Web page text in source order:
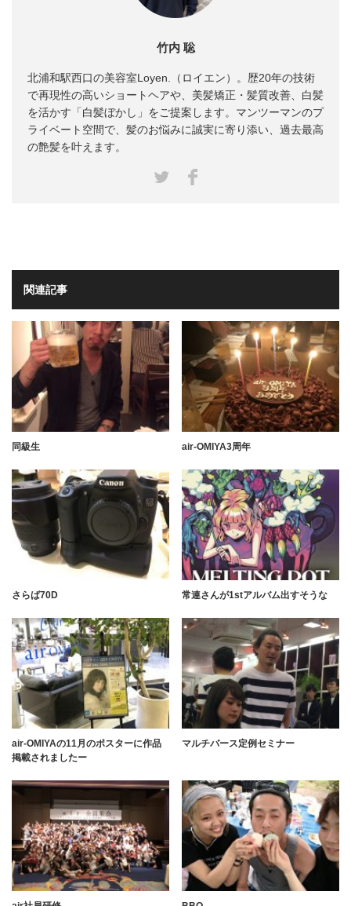
竹内 聡
北浦和駅西口の美容室Loyen.（ロイエン）。歴20年の技術
で再現性の高いショートヘアや、美髪矯正・髪質改善、白髪
を活かす「白髪ぼかし」をご提案します。マンツーマンのプ
ライベート空間で、髪のお悩みに誠実に寄り添い、過去最高
の艶髪を叶えます。
関連記事
同級生 air-OMIYA3周年
さらば70D 常連さんが1stアルバム出すそうな
air-OMIYAの11月のポスターに作品
掲載されましたー
マルチバース定例セミナー